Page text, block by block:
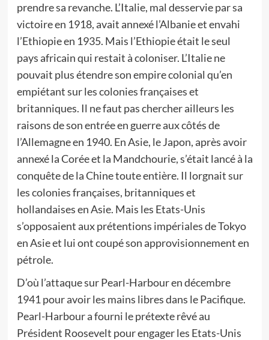
prendre sa revanche. L’Italie, mal desservie par sa
victoire en 1918, avait annexé l’Albanie et envahi
l’Ethiopie en 1935. Mais l’Ethiopie était le seul
pays africain qui restait à coloniser. L’Italie ne
pouvait plus étendre son empire colonial qu’en
empiétant sur les colonies françaises et
britanniques. Il ne faut pas chercher ailleurs les
raisons de son entrée en guerre aux côtés de
l’Allemagne en 1940. En Asie, le Japon, après avoir
annexé la Corée et la Mandchourie, s’était lancé à la
conquête de la Chine toute entière. Il lorgnait sur
les colonies françaises, britanniques et
hollandaises en Asie. Mais les Etats-Unis
s’opposaient aux prétentions impériales de Tokyo
en Asie et lui ont coupé son approvisionnement en
pétrole.
D’où l’attaque sur Pearl-Harbour en décembre
1941 pour avoir les mains libres dans le Pacifique.
Pearl-Harbour a fourni le prétexte rêvé au
Président Roosevelt pour engager les Etats-Unis